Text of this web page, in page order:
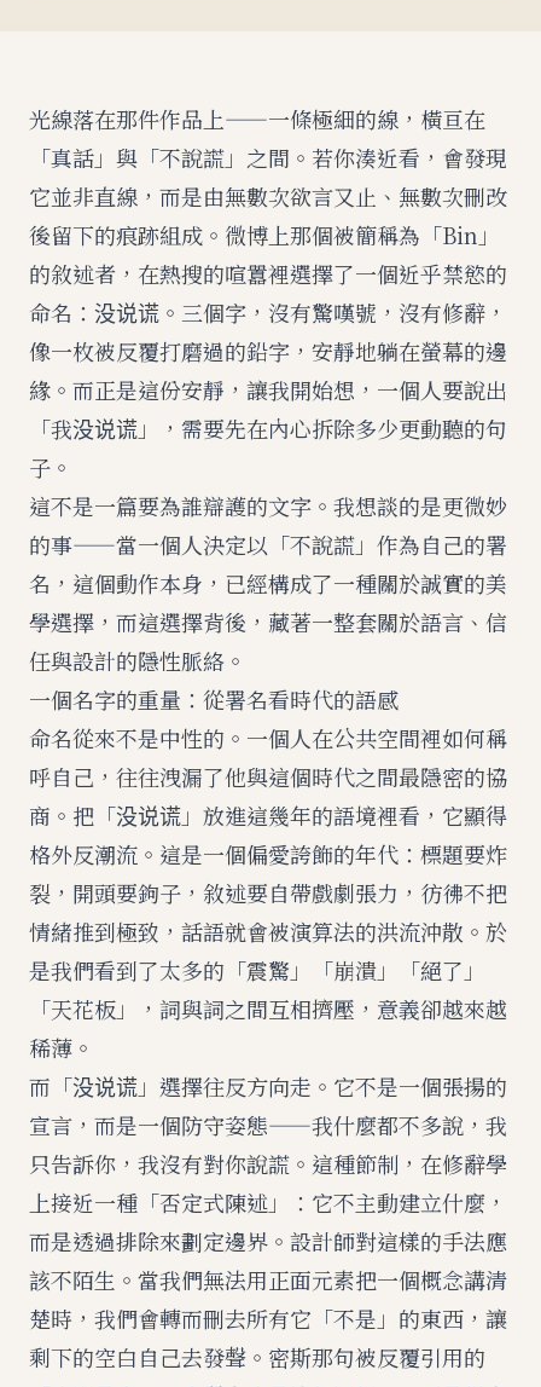
光線落在那件作品上——一條極細的線，橫亘在
「真話」與「不說謊」之間。若你湊近看，會發現
它並非直線，而是由無數次欲言又止、無數次刪改
後留下的痕跡組成。微博上那個被簡稱為「Bin」
的敘述者，在熱搜的喧囂裡選擇了一個近乎禁慾的
命名：没说谎。三個字，沒有驚嘆號，沒有修辭，
像一枚被反覆打磨過的鉛字，安靜地躺在螢幕的邊
緣。而正是這份安靜，讓我開始想，一個人要說出
「我没说谎」，需要先在內心拆除多少更動聽的句
子。
這不是一篇要為誰辯護的文字。我想談的是更微妙
的事——當一個人決定以「不說謊」作為自己的署
名，這個動作本身，已經構成了一種關於誠實的美
學選擇，而這選擇背後，藏著一整套關於語言、信
任與設計的隱性脈絡。
一個名字的重量：從署名看時代的語感
命名從來不是中性的。一個人在公共空間裡如何稱
呼自己，往往洩漏了他與這個時代之間最隱密的協
商。把「没说谎」放進這幾年的語境裡看，它顯得
格外反潮流。這是一個偏愛誇飾的年代：標題要炸
裂，開頭要鉤子，敘述要自帶戲劇張力，彷彿不把
情緒推到極致，話語就會被演算法的洪流沖散。於
是我們看到了太多的「震驚」「崩潰」「絕了」
「天花板」，詞與詞之間互相擠壓，意義卻越來越
稀薄。
而「没说谎」選擇往反方向走。它不是一個張揚的
宣言，而是一個防守姿態——我什麼都不多說，我
只告訴你，我沒有對你說謊。這種節制，在修辭學
上接近一種「否定式陳述」：它不主動建立什麼，
而是透過排除來劃定邊界。設計師對這樣的手法應
該不陌生。當我們無法用正面元素把一個概念講清
楚時，我們會轉而刪去所有它「不是」的東西，讓
剩下的空白自己去發聲。密斯那句被反覆引用的